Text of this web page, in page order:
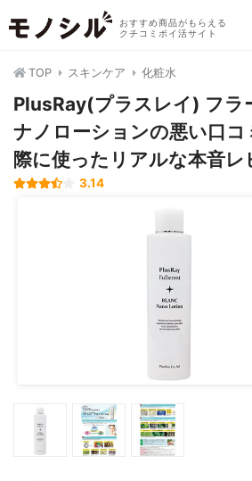
おすすめ商品がもらえる
クチコミポイ活サイト
TOP スキンケア 化粧水
PlusRay(プラスレイ) フラ
ナノローションの悪い口コ
際に使ったリアルな本音レ
3.14